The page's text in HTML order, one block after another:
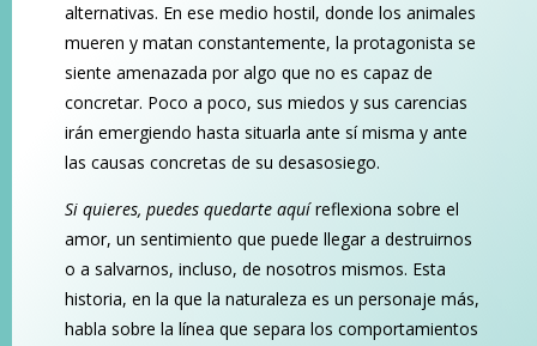
alternativas. En ese medio hostil, donde los animales
mueren y matan constantemente, la protagonista se
siente amenazada por algo que no es capaz de
concretar. Poco a poco, sus miedos y sus carencias
irán emergiendo hasta situarla ante sí misma y ante
las causas concretas de su desasosiego.
Si quieres, puedes quedarte aquíreflexiona sobre el
amor, un sentimiento que puede llegar a destruirnos
o a salvarnos, incluso, de nosotros mismos. Esta
historia, en la que la naturaleza es un personaje más,
habla sobre la línea que separa los comportamientos